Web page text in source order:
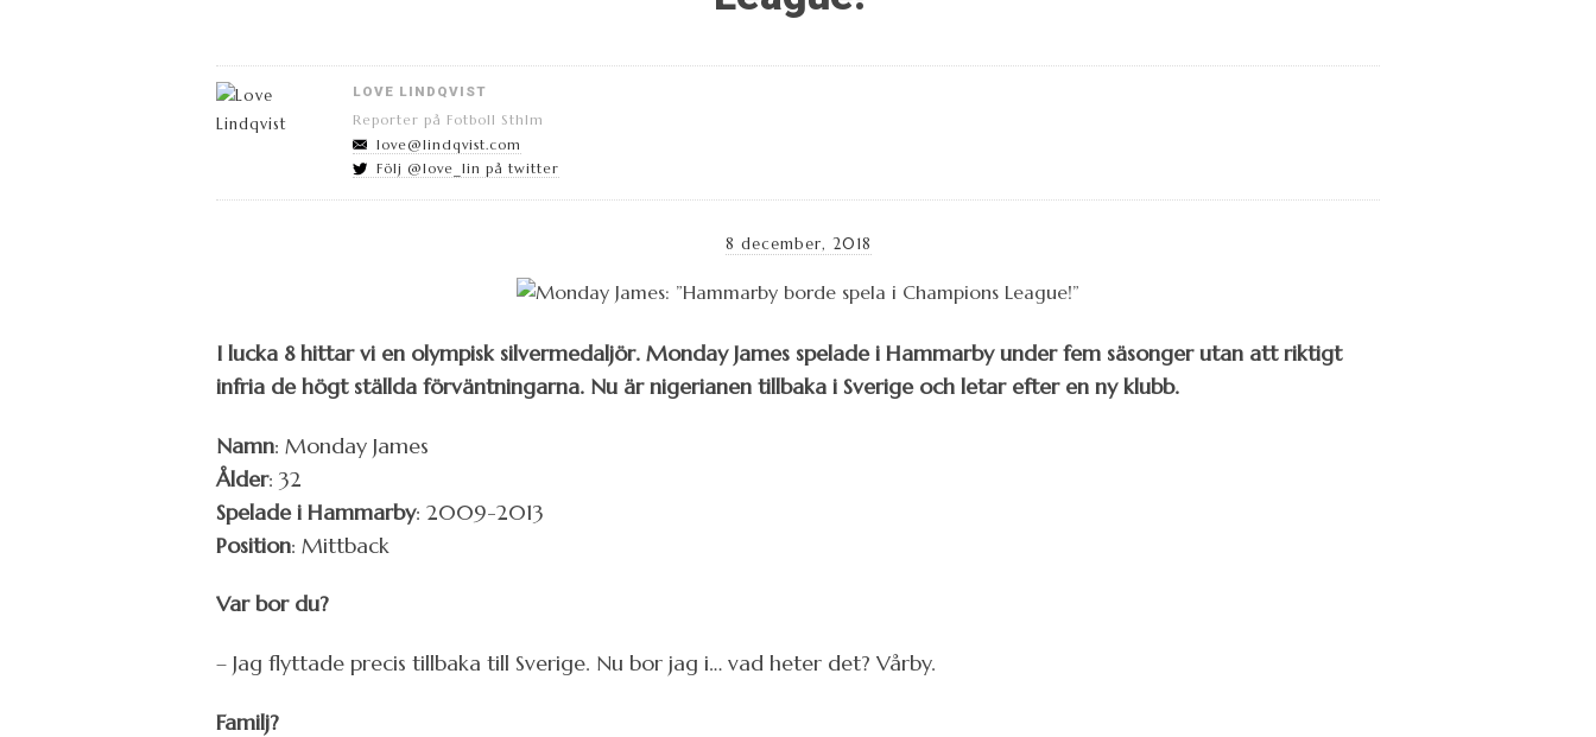
LOVE LINDQVIST
Reporter på Fotboll Sthlm
love@lindqvist.com
Följ @love_lin på twitter
8 december, 2018
I lucka 8 hittar vi en olympisk silvermedaljör. Monday James spelade i Hammarby under fem säsonger utan att riktigt
infria de högt ställda förväntningarna. Nu är nigerianen tillbaka i Sverige och letar efter en ny klubb.
Namn: Monday James
Ålder: 32
Spelade i Hammarby: 2009-2013
Position: Mittback
Var bor du?
– Jag flyttade precis tillbaka till Sverige. Nu bor jag i… vad heter det? Vårby.
Familj?